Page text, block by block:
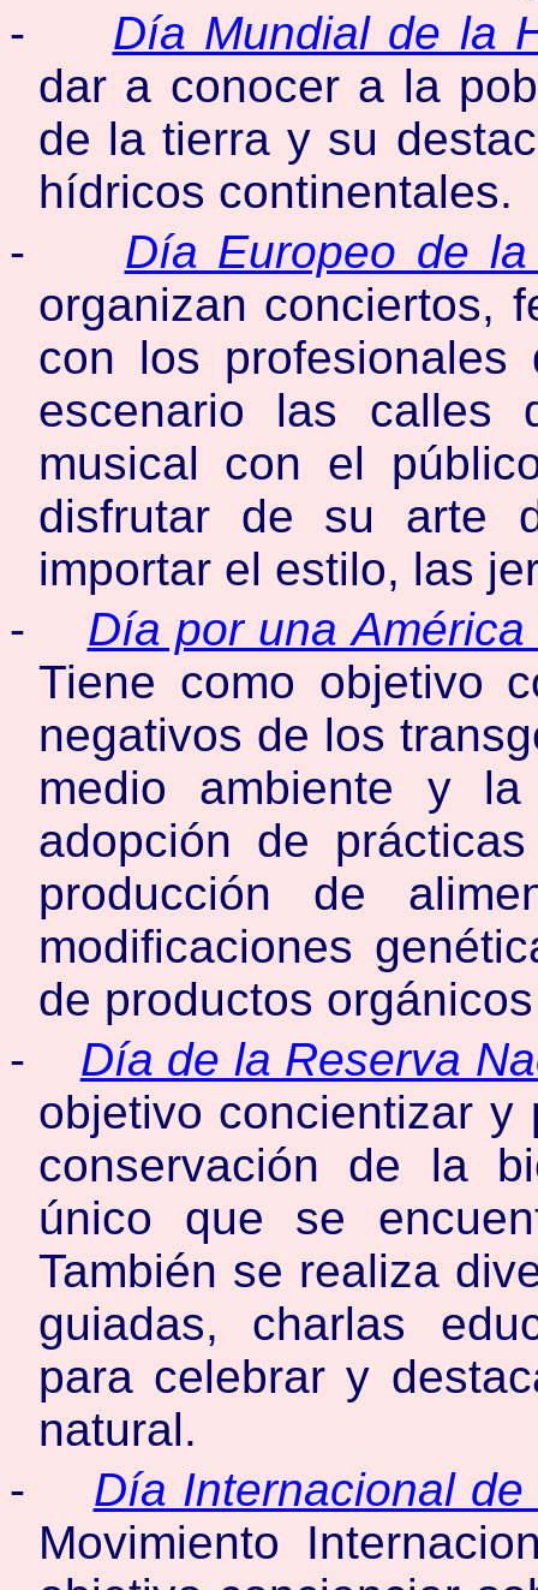
-
Día Mundial de la
dar a conocer a la
de la tierra y su
hídricos continentales.
-
Día Europeo de
organizan conciertos,
con los
escenario las calles
musical con el
disfrutar de su arte
importar el estilo, las
-
Día por una
Tiene como objetivo
negativos de los
medio ambiente y la
adopción de
producción de
modificaciones
de productos
-
Día de la Reserva
objetivo concientizar y
conservación de la
único que se
También se realiza
guiadas, charlas
para celebrar y
natural.
-
Día Internacional
Movimiento